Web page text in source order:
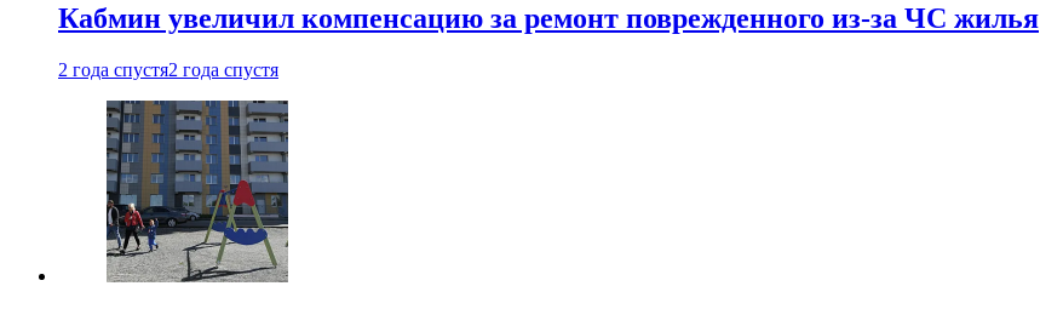
Кабмин увеличил компенсацию за ремонт поврежденного из-за ЧС жилья
2 года спустя2 года спустя